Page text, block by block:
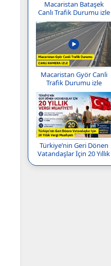
Macaristan Bataşek
Canlı Trafik Durumu izle
Macaristan Györ Canli
Trafik Durumu izle
Türkiye’nin Geri Dönen
Vatandaşlar İçin 20 Yıllık